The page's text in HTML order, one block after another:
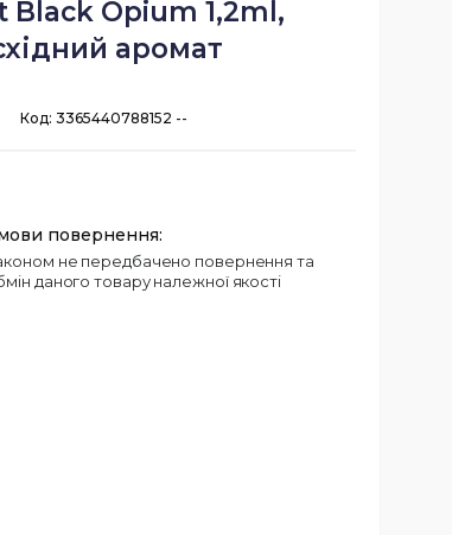
Black Opium 1,2ml,
аромат
Код: 3365440788152 --
даного товару належної якості